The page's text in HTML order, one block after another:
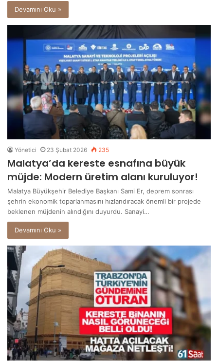
Devamını Oku »
Yönetici 23 Şubat 2026 235
Malatya’da kereste esnafına büyük
müjde: Modern üretim alanı kuruluyor!
Malatya Büyükşehir Belediye Başkanı Sami Er, deprem sonrası
şehrin ekonomik toparlanmasını hızlandıracak önemli bir projede
beklenen müjdenin alındığını duyurdu. Sanayi…
Devamını Oku »